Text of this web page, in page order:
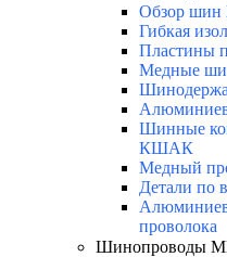
Обзор шин
Гибкая
Пластины
Медные
Шинные
КШАК
Медный
Детали по
проволока
Шинопроводы